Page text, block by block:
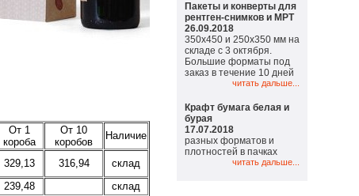
От 1
короба
От 10
коробов
Наличие
329,13 316,94
склад
239,48
склад
Пакеты и конверты для
рентген-снимков и МРТ
26.09.2018
350х450 и 250х350 мм на
складе с 3 октября.
Большие форматы под
заказ в течение 10 дней
читать дальше...
Крафт бумага белая и
бурая
17.07.2018
разных форматов и
плотностей в пачках
читать дальше...